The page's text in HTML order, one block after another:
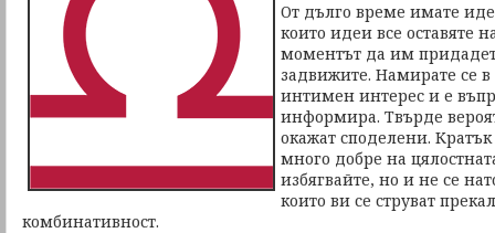
От дълго време имате
които идеи все оставяте
моментът да им
задвижите. Намирате се
интимен интерес и е
информира. Твърде
окажат споделени.
много добре на
избягвайте, но и не се
които ви се струват
комбинативност.